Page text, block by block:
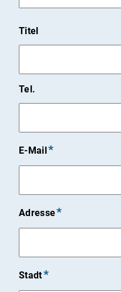
Titel
Tel.
E-Mail
Adresse
Stadt